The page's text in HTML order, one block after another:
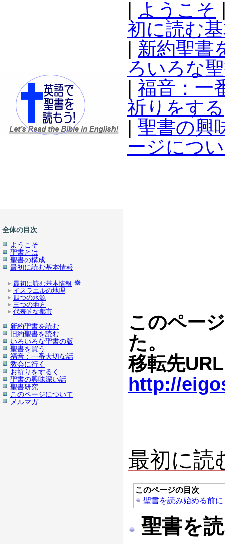
ようこそ
初に読む
新約聖書
ろいろな
福音：一
祈りをする
聖書の興
ージにつ
全体の目次
ようこそ
聖書とは
聖書の構成
最初に読む基本情報
最初に読む基本情報
イスラエルの地理
四つの水源
三つの地方
代表的な都市
新約聖書を読む
旧約聖書を読む
いろいろな聖書の版
聖書を買う
福音：一番大切な話
教会に行く
お祈りをするく
聖書の興味深い話
聖書研究
このページについて
メルマガ
このペー
た。
移転先
http://
最初に読
このページの目次
聖書を読み始める前に
聖書を